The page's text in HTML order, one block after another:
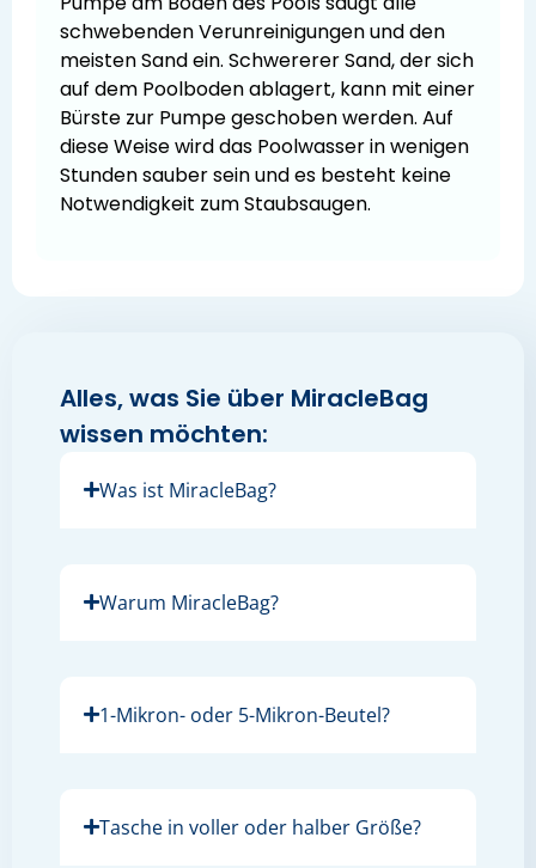
schwebenden Verunreinigungen und den
meisten Sand ein. Schwererer Sand, der sich
auf dem Poolboden ablagert, kann mit einer
Bürste zur Pumpe geschoben werden. Auf
diese Weise wird das Poolwasser in wenigen
Stunden sauber sein und es besteht keine
Notwendigkeit zum Staubsaugen.
Alles, was Sie über MiracleBag
wissen möchten:
Was ist MiracleBag?
Warum MiracleBag?
1-Mikron- oder 5-Mikron-Beutel?
Tasche in voller oder halber Größe?